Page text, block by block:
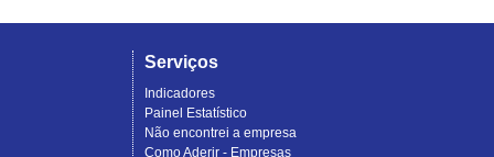
Serviços
Indicadores
Painel Estatístico
Não encontrei a empresa
Como Aderir - Empresas